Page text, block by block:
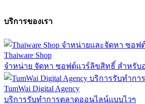
บริการของเรา
Thaiware Shop
จำหน่าย จัดหา ซอฟต์แวร์ลิขสิทธิ์ สำหรับ
TumWai Digital Agency
บริการรับทำการตลาดออนไลน์แบบไวๆ